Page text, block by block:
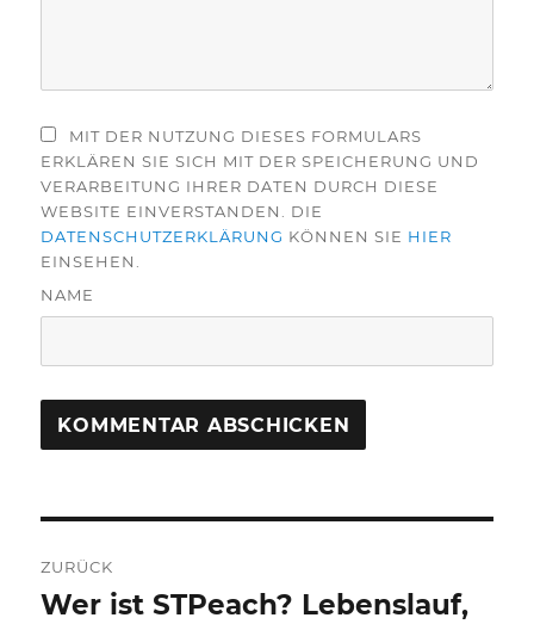
MIT DER NUTZUNG DIESES FORMULARS
ERKLÄREN SIE SICH MIT DER SPEICHERUNG UND
VERARBEITUNG IHRER DATEN DURCH DIESE
WEBSITE EINVERSTANDEN. DIE
DATENSCHUTZERKLÄRUNG KÖNNEN SIE HIER
EINSEHEN.
NAME
ZURÜCK
Vorheriger
Wer ist STPeach? Lebenslauf,